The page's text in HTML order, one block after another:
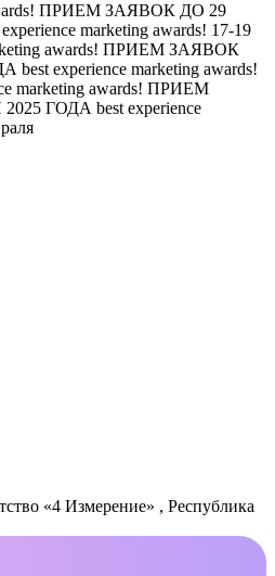
ПРИЕМ ЗАЯВОК ДО 29
experience marketing awards! 17-19
awards! ПРИЕМ ЗАЯВОК
best experience marketing awards!
marketing awards! ПРИЕМ
ГОДА best experience
«4 Измерение» , Республика